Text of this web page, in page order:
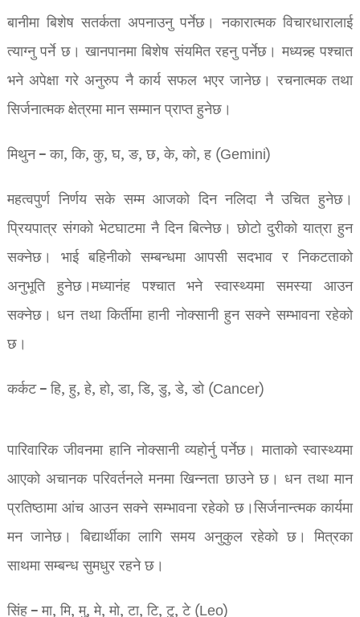
बानीमा बिशेष सतर्कता अपनाउनु पर्नेछ। नकारात्मक विचारधारालाई
त्याग्नु पर्ने छ। खानपानमा बिशेष संयमित रहनु पर्नेछ। मध्यन्न्ह पश्चात
भने अपेक्षा गरे अनुरुप नै कार्य सफल भएर जानेछ। रचनात्मक तथा
सिर्जनात्मक क्षेत्रमा मान सम्मान प्राप्त हुनेछ।
मिथुन – का, कि, कु, घ, ङ, छ, के, को, ह (Gemini)
महत्वपुर्ण निर्णय सके सम्म आजको दिन नलिदा नै उचित हुनेछ।
प्रियपात्र संगको भेटघाटमा नै दिन बित्नेछ। छोटो दुरीको यात्रा हुन
सक्नेछ। भाई बहिनीको सम्बन्धमा आपसी सदभाव र निकटताको
अनुभूति हुनेछ।मध्यानंह पश्चात भने स्वास्थ्यमा समस्या आउन
सक्नेछ। धन तथा किर्तीमा हानी नोक्सानी हुन सक्ने सम्भावना रहेको
छ।
कर्कट – हि, हु, हे, हो, डा, डि, डु, डे, डो (Cancer)
पारिवारिक जीवनमा हानि नोक्सानी व्यहोर्नु पर्नेछ। माताको स्वास्थ्यमा
आएको अचानक परिवर्तनले मनमा खिन्नता छाउने छ। धन तथा मान
प्रतिष्ठामा आंच आउन सक्ने सम्भावना रहेको छ।सिर्जनान्त्मक कार्यमा
मन जानेछ। बिद्यार्थीका लागि समय अनुकुल रहेको छ। मित्रका
साथमा सम्बन्ध सुमधुर रहने छ।
सिंह – मा, मि, मु, मे, मो, टा, टि, टु, टे (Leo)